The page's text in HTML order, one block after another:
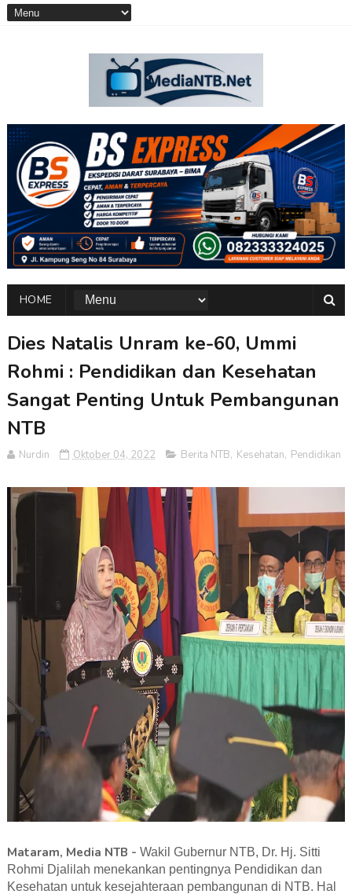
HOME
Dies Natalis Unram ke-60, Ummi
Rohmi : Pendidikan dan Kesehatan
Sangat Penting Untuk Pembangunan
NTB
Nurdin Oktober 04, 2022 Berita NTB, Kesehatan, Pendidikan
Mataram, Media NTB - Wakil Gubernur NTB, Dr. Hj. Sitti
Rohmi Djalilah menekankan pentingnya Pendidikan dan
Kesehatan untuk kesejahteraan pembangunan di NTB. Hal